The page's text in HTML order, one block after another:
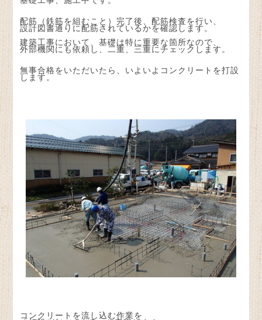
配筋（鉄筋を組むこと）完了後、配筋検査を行い、
設計図書通りに配筋されているかを確認します。
建築工事において、基礎は特に重要な箇所なので、
外部機関にも依頼し、二重、三重にチェックします。
無事合格をいただいたら、いよいよコンクリートを打設
します。
コンクリートを流し込む作業を